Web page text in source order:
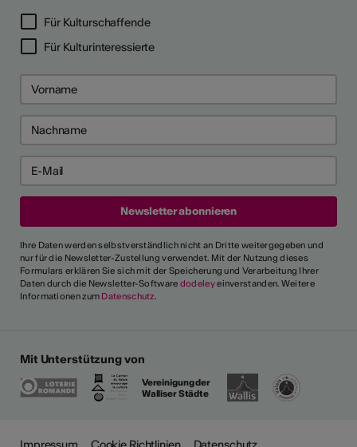
Für Kulturschaffende
Für Kulturinteressierte
Ihre Daten werden selbstverständlich nicht an Dritte weitergegeben und
nur für die Newsletter-Zustellung verwendet. Mit der Nutzung dieses
Formulars erklären Sie sich mit der Speicherung und Verarbeitung Ihrer
Daten durch die Newsletter-Software dodeleyeinverstanden. Weitere
Informationen zum Datenschutz.
Mit Unterstützung von
Vereinigung der
Walliser Städte